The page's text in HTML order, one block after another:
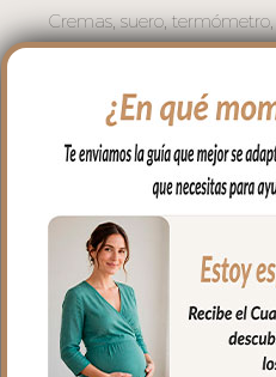
Cremas, suero,
tijerita… Este neceser
tu bebé y con un aspecto
da gusto abrirlo.
En tejido resistente e
estampado Provenza
de 26 x 15 x 10 cm, con
cuidadosamente
también es impermeable
segundos.